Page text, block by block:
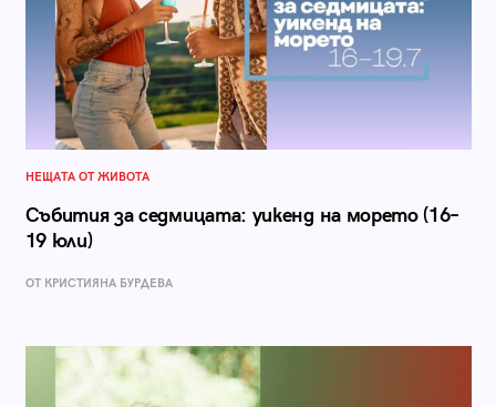
НЕЩАТА ОТ ЖИВОТА
Събития за седмицата: уикенд на морето (16–
19 юли)
ОТ КРИСТИЯНА БУРДЕВА